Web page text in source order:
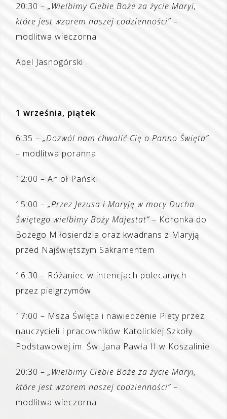
20:30 – „Wielbimy Ciebie Boże za życie Maryi,
które jest wzorem naszej codzienności” –
modlitwa wieczorna
Apel Jasnogórski
1 września, piątek
6:35 – „Dozwól nam chwalić Cię o Panno Święta”
– modlitwa poranna
12:00 – Anioł Pański
15:00 – „Przez Jezusa i Maryję w mocy Ducha
Świętego wielbimy Boży Majestat” – Koronka do
Bożego Miłosierdzia oraz kwadrans z Maryją
przed Najświętszym Sakramentem
16:30 – Różaniec w intencjach polecanych
przez pielgrzymów
17:00 – Msza Święta i nawiedzenie Piety przez
nauczycieli i pracowników Katolickiej Szkoły
Podstawowej im. Św. Jana Pawła II w Koszalinie
20:30 – „Wielbimy Ciebie Boże za życie Maryi,
które jest wzorem naszej codzienności” –
modlitwa wieczorna